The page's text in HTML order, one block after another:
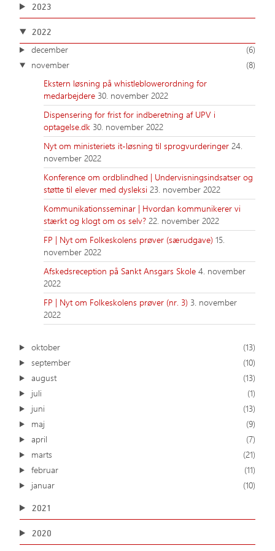
2023
2022
december
(6)
november
(8)
Ekstern løsning på whistleblowerordning for
medarbejdere 30. november 2022
Dispensering for frist for indberetning af UPV i
optagelse.dk 30. november 2022
Nyt om ministeriets it-løsning til sprogvurderinger 24.
november 2022
Konference om ordblindhed | Undervisningsindsatser og
støtte til elever med dysleksi 23. november 2022
Kommunikationsseminar | Hvordan kommunikerer vi
stærkt og klogt om os selv? 22. november 2022
FP | Nyt om Folkeskolens prøver (særudgave) 15.
november 2022
Afskedsreception på Sankt Ansgars Skole 4. november
2022
FP | Nyt om Folkeskolens prøver (nr. 3) 3. november
2022
oktober
(13)
september
(10)
august
(13)
juli
(1)
juni
(13)
maj
(9)
april
(7)
marts
(21)
februar
(11)
januar
(10)
2021
2020